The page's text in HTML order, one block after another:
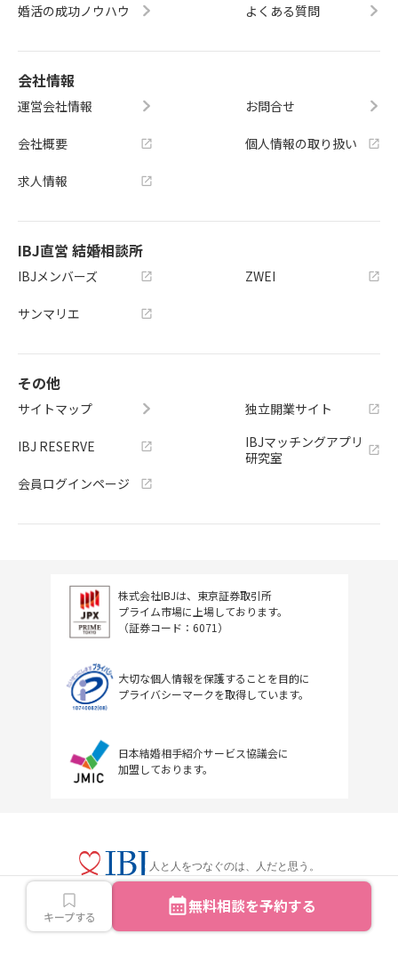
キープする 無料相談を予約する
婚活の成功ノウハウ よくある質問
会社情報
運営会社情報
会社概要
求人情報
お問合せ
個人情報の取り扱い
IBJ直営 結婚相談所
IBJメンバーズ
サンマリエ
ZWEI
その他
サイトマップ
IBJ RESERVE
会員ログインページ
独立開業サイト
IBJマッチングアプリ
研究室
株式会社IBJは、東京証券取引所
プライム市場に上場しております。
（証券コード：6071）
大切な個人情報を保護することを目的に
プライバシーマークを取得しています。
日本結婚相手紹介サービス協議会に
加盟しております。
人と人をつなぐのは、人だと思う。